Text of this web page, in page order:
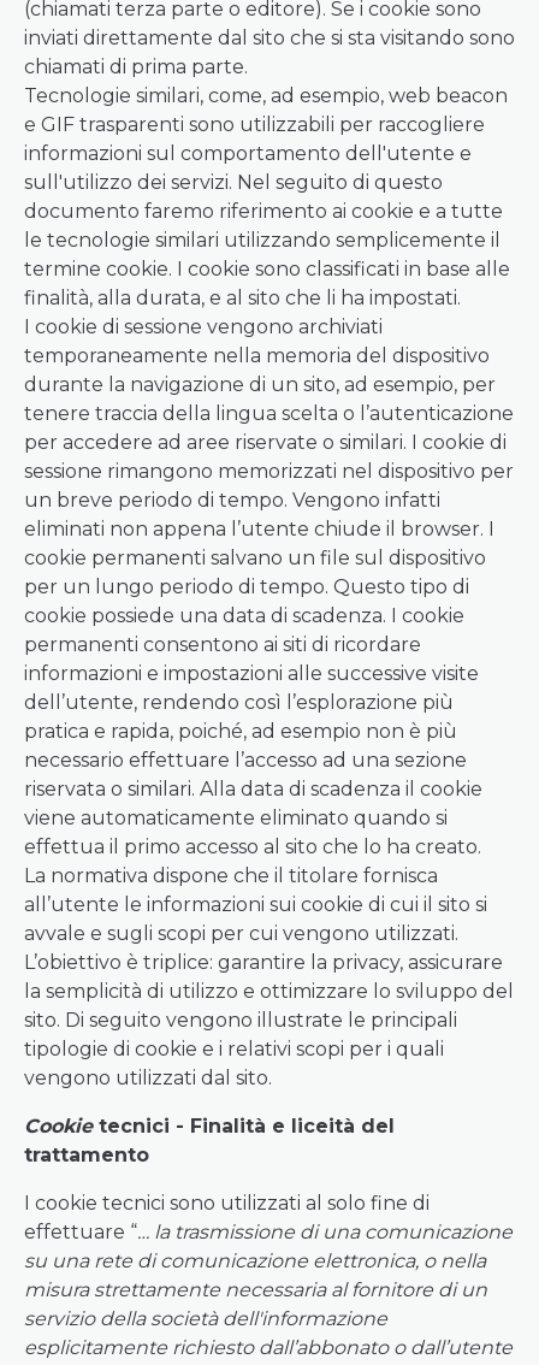
(chiamati terza parte o editore). Se i cookie sono
inviati direttamente dal sito che si sta visitando sono
chiamati di prima parte.
Tecnologie similari, come, ad esempio, web beacon
e GIF trasparenti sono utilizzabili per raccogliere
informazioni sul comportamento dell'utente e
sull'utilizzo dei servizi. Nel seguito di questo
documento faremo riferimento ai cookie e a tutte
le tecnologie similari utilizzando semplicemente il
termine cookie. I cookie sono classificati in base alle
finalità, alla durata, e al sito che li ha impostati.
I cookie di sessione vengono archiviati
temporaneamente nella memoria del dispositivo
durante la navigazione di un sito, ad esempio, per
tenere traccia della lingua scelta o l’autenticazione
per accedere ad aree riservate o similari. I cookie di
sessione rimangono memorizzati nel dispositivo per
un breve periodo di tempo. Vengono infatti
eliminati non appena l’utente chiude il browser. I
cookie permanenti salvano un file sul dispositivo
per un lungo periodo di tempo. Questo tipo di
cookie possiede una data di scadenza. I cookie
permanenti consentono ai siti di ricordare
informazioni e impostazioni alle successive visite
dell’utente, rendendo così l’esplorazione più
pratica e rapida, poiché, ad esempio non è più
necessario effettuare l’accesso ad una sezione
riservata o similari. Alla data di scadenza il cookie
viene automaticamente eliminato quando si
effettua il primo accesso al sito che lo ha creato.
La normativa dispone che il titolare fornisca
all’utente le informazioni sui cookie di cui il sito si
avvale e sugli scopi per cui vengono utilizzati.
L’obiettivo è triplice: garantire la privacy, assicurare
la semplicità di utilizzo e ottimizzare lo sviluppo del
sito. Di seguito vengono illustrate le principali
tipologie di cookie e i relativi scopi per i quali
vengono utilizzati dal sito.
Cookietecnici - Finalità e liceità del
trattamento
I cookie tecnici sono utilizzati al solo fine di
effettuare “… la trasmissione di una comunicazione
su una rete di comunicazione elettronica, o nella
misura strettamente necessaria al fornitore di un
servizio della società dell'informazione
esplicitamente richiesto dall’abbonato o dall’utente